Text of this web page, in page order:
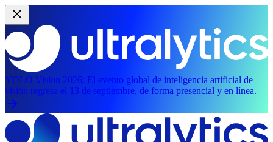
YOLO Vision 2026: El evento global de inteligencia artificial de
visión regresa el 13 de septiembre, de forma presencial y en línea.